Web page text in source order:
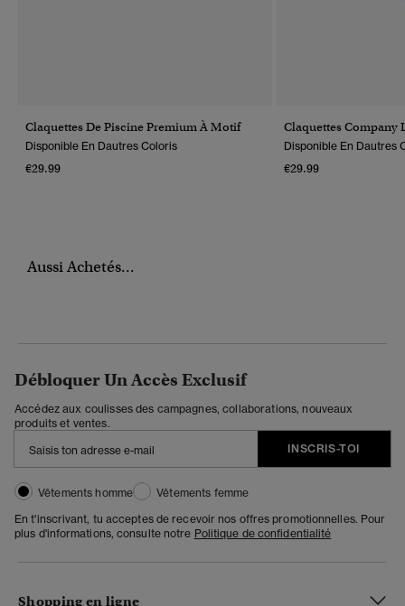
Claquettes De Piscine Premium À Motif
Disponible En Dautres Coloris
€29.99
Claquettes Company
Disponible En Dautres
€29.99
Aussi Achetés...
Débloquer Un Accès Exclusif
Accédez aux coulisses des campagnes, collaborations, nouveaux
produits et ventes.
INSCRIS-TOI
Vêtements homme
Vêtements femme
En t'inscrivant, tu acceptes de recevoir nos offres promotionnelles. Pour
plus d'informations, consulte notre Politique de confidentialité
Shopping en ligne